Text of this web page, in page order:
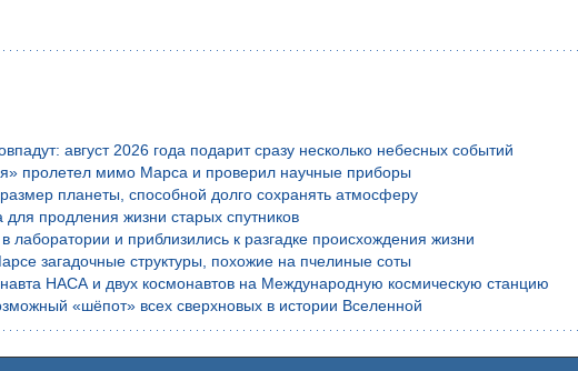
август 2026 года подарит сразу несколько небесных событий
пролетел мимо Марса и проверил научные приборы
планеты, способной долго сохранять атмосферу
для продления жизни старых спутников
лаборатории и приблизились к разгадке происхождения жизни
загадочные структуры, похожие на пчелиные соты
НАСА и двух космонавтов на Международную космическую станцию
«шёпот» всех сверхновых в истории Вселенной